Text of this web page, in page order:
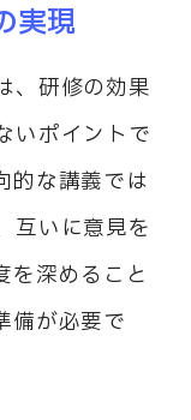
実現
、研修の効果
いポイントで
的な講義では
互いに意見を
を深めること
備が必要で